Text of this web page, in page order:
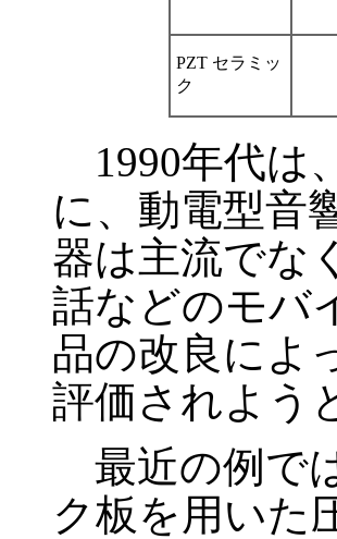
PZT セラミッ
ク
1990年代は
に、動電型音
器は主流でな
話などのモバ
品の改良によ
評価されよう
最近の例で
ク板を用いた